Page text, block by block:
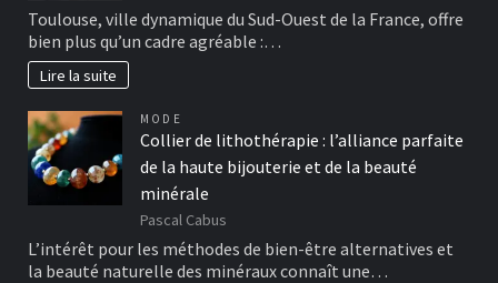
Toulouse, ville dynamique du Sud-Ouest de la France, offre
bien plus qu’un cadre agréable :…
Lire la suite
MODE
Collier de lithothérapie : l’alliance parfaite
de la haute bijouterie et de la beauté
minérale
Pascal Cabus
L’intérêt pour les méthodes de bien-être alternatives et
la beauté naturelle des minéraux connaît une…